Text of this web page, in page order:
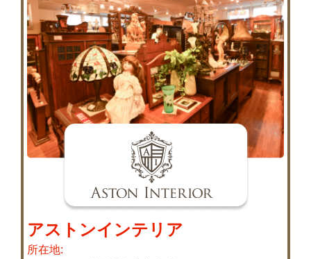
アストンインテリア
所在地: